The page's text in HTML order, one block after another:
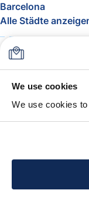
We use cookies
We use cookies
Barcelona
Alle Städte
Über uns
FAQ
Blog
Freigepäck bei
Die Stasher-
App holen